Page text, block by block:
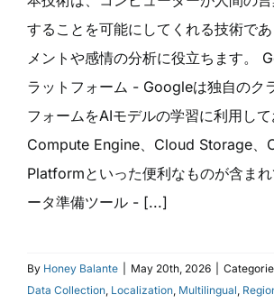
することを可能にしてくれる技術で
メントや感情の分析に役立ちます。
ラットフォーム - Googleは独自のク
フォームをAIモデルの学習に利用し
Compute Engine、Cloud Storage、
Platformといった便利なものが含ま
ータ準備ツール - [...]
By Honey Balante May 20th, 2026
Data Collection, Localization, Multilingual,